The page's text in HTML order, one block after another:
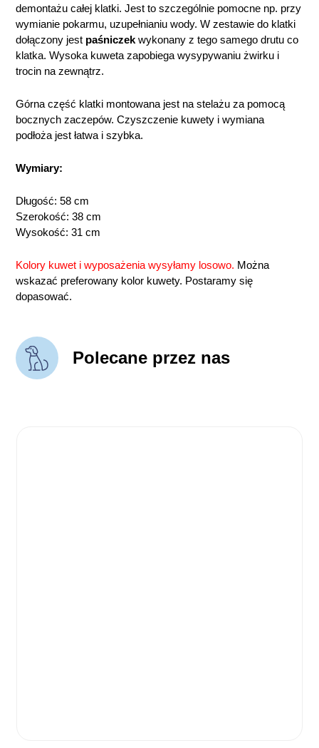
demontażu całej klatki. Jest to szczególnie pomocne np. przy
wymianie pokarmu, uzupełnianiu wody. W zestawie do klatki
dołączony jest paśniczek wykonany z tego samego drutu co
klatka. Wysoka kuweta zapobiega wysypywaniu żwirku i
trocin na zewnątrz.
Górna część klatki montowana jest na stelażu za pomocą
bocznych zaczepów. Czyszczenie kuwety i wymiana
podłoża jest łatwa i szybka.
Wymiary:
Długość: 58 cm
Szerokość: 38 cm
Wysokość: 31 cm
Kolory kuwet i wyposażenia wysyłamy losowo. Można
wskazać preferowany kolor kuwety. Postaramy się
dopasować.
Polecane przez nas